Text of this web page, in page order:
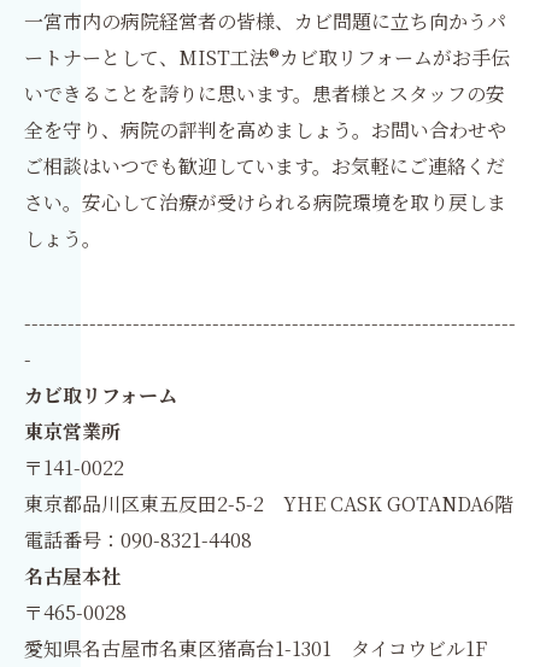
一宮市内の病院経営者の皆様、カビ問題に立ち向かうパ
ートナーとして、MIST工法®カビ取リフォームがお手伝
いできることを誇りに思います。患者様とスタッフの安
全を守り、病院の評判を高めましょう。お問い合わせや
ご相談はいつでも歓迎しています。お気軽にご連絡くだ
さい。安心して治療が受けられる病院環境を取り戻しま
しょう。
--------------------------------------------------------------------
-
カビ取リフォーム
東京営業所
〒141-0022
東京都品川区東五反田2-5-2 YHE CASK GOTANDA6階
電話番号：090-8321-4408
名古屋本社
〒465-0028
愛知県名古屋市名東区猪高台1-1301 タイコウビル1F